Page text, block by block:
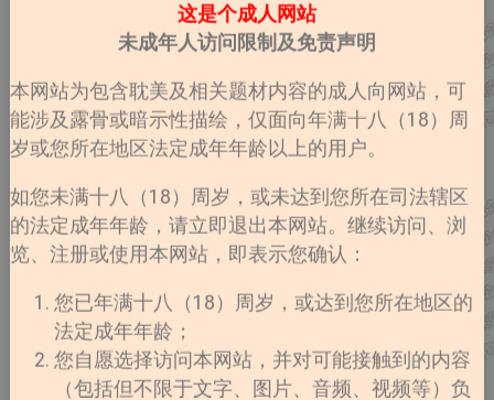
这是个成人网站
未成年人访问限制及免责声明
本网站为包含耽美及相关题材内容的成人向网站，可
能涉及露骨或暗示性描绘，仅面向年满十八（18）周
岁或您所在地区法定成年年龄以上的用户。
如您未满十八（18）周岁，或未达到您所在司法辖区
的法定成年年龄，请立即退出本网站。继续访问、浏
览、注册或使用本网站，即表示您确认：
您已年满十八（18）周岁，或达到您所在地区的
法定成年年龄；
您自愿选择访问本网站，并对可能接触到的内容
（包括但不限于文字、图片、音频、视频等）负